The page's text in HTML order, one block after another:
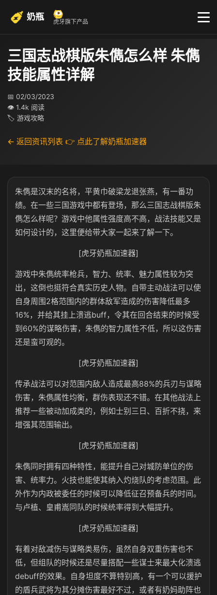
奶瓶 虎牙旗下产品
三国志战棋版朱儁怎么样 朱儁
技能属性详解
📅 02/03/2023
👁 1.4k 阅读
🏷 游戏攻略
← 返回资讯列表 👉 点此了解奶瓶加速器
朱儁是汉末的名将，平黄巾破梁龙退张燕，有一番功
绩。在一些三国游戏中都有登场，那么三国志战棋版朱
儁怎么样呢？游戏中他属性强度高不高，战法技能又是
如何设计的，这里便给带大家一起来了解一下。
[虎牙奶瓶加速器]
游戏中朱儁统率枪兵，智力、统率、魅力属性较为突
出，这倒也挺符合真实历史人物。自带主动战法可以使
自身周围2格范围内的群体敌军造成的伤害降低最多
16%，并给其挂上溃逃buff，令其在回合结束的时候受
到60%的谋略伤害，朱儁的智力属性不低，所以这伤害
还是蛮可观的。
[虎牙奶瓶加速器]
传承战法可以对范围内敌人造成最高88%的兵刃与谋略
伤害，朱儁属性均衡，群伤表现还不错。在其他战法上
推荐一些被动加成类的，例如士别三日、百折不挠，来
增强其范围输出。
[虎牙奶瓶加速器]
朱儁同时拥有四种特性，能提升自己对城防单位的伤
害、统率力。火技也能使其纳入灼烧队的考虑范围。此
外作为内政被委任的时候可以降低征召预备兵的时间。
与卢植、皇甫嵩同队的时候统率得到大幅提升。
[虎牙奶瓶加速器]
有着对敌减伤与谋略类易伤，虽然自身双重伤害也不
低，但组队的时候还是尽量搭配一些谋士来最大化溃逃
debuff的效果。自身坦度不算特别高，有一个可以援护
的盾兵武将为其分摊伤害最好不过，或者有奶妈助阵也